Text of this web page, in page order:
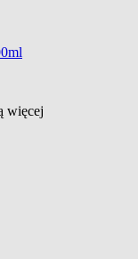
więcej